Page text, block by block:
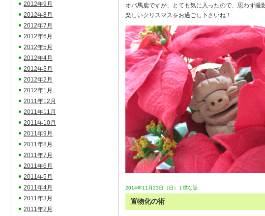
オバ馬鹿ですが、とても気に入ったので、思わず撮影
楽しいクリスマスをお過ごし下さいね！
2014年11月23日（日） | 猫な話
置物化の術
2012年9月
2012年8月
2012年7月
2012年6月
2012年5月
2012年4月
2012年3月
2012年2月
2012年1月
2011年12月
2011年11月
2011年10月
2011年9月
2011年8月
2011年7月
2011年6月
2011年5月
2011年4月
2011年3月
2011年2月